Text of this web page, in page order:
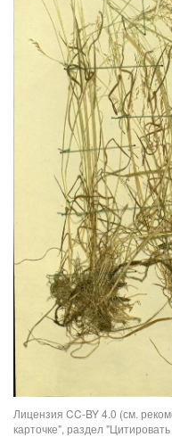
Лицензия CC-BY 4.0 (см.
карточке", раздел